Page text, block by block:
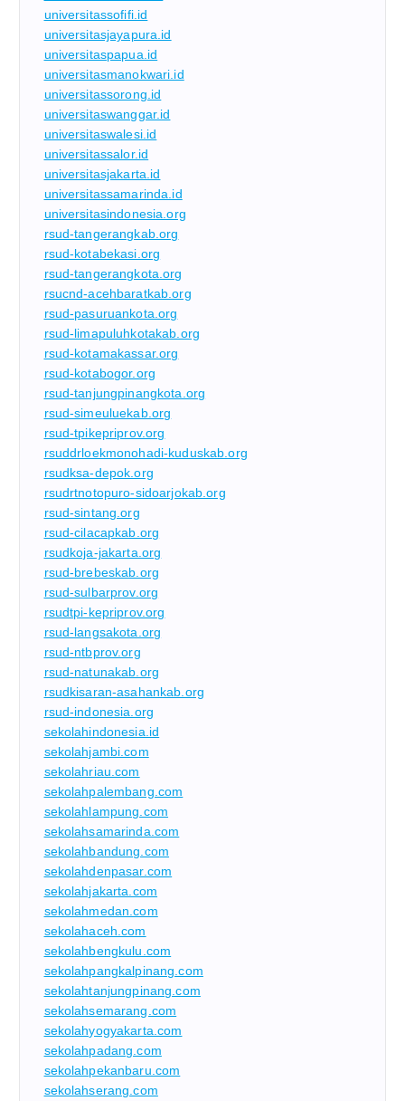
universitassofifi.id
universitasjayapura.id
universitaspapua.id
universitasmanokwari.id
universitassorong.id
universitaswanggar.id
universitaswalesi.id
universitassalor.id
universitasjakarta.id
universitassamarinda.id
universitasindonesia.org
rsud-tangerangkab.org
rsud-kotabekasi.org
rsud-tangerangkota.org
rsucnd-acehbaratkab.org
rsud-pasuruankota.org
rsud-limapuluhkotakab.org
rsud-kotamakassar.org
rsud-kotabogor.org
rsud-tanjungpinangkota.org
rsud-simeuluekab.org
rsud-tpikepriprov.org
rsuddrloekmonohadi-kuduskab.org
rsudksa-depok.org
rsudrtnotopuro-sidoarjokab.org
rsud-sintang.org
rsud-cilacapkab.org
rsudkoja-jakarta.org
rsud-brebeskab.org
rsud-sulbarprov.org
rsudtpi-kepriprov.org
rsud-langsakota.org
rsud-ntbprov.org
rsud-natunakab.org
rsudkisaran-asahankab.org
rsud-indonesia.org
sekolahindonesia.id
sekolahjambi.com
sekolahriau.com
sekolahpalembang.com
sekolahlampung.com
sekolahsamarinda.com
sekolahbandung.com
sekolahdenpasar.com
sekolahjakarta.com
sekolahmedan.com
sekolahaceh.com
sekolahbengkulu.com
sekolahpangkalpinang.com
sekolahtanjungpinang.com
sekolahsemarang.com
sekolahyogyakarta.com
sekolahpadang.com
sekolahpekanbaru.com
sekolahserang.com